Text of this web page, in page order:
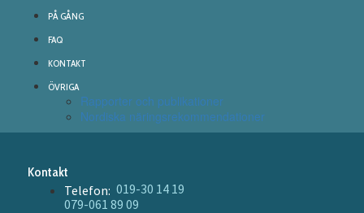
PÅ GÅNG
FAQ
KONTAKT
ÖVRIGA
Rapporter och publikationer
Nordiska näringsrekommendationer
Kontakt
Telefon: 019-30 14 19
079-061 89 09